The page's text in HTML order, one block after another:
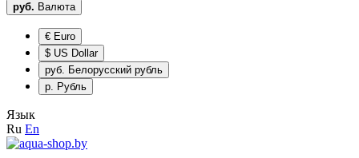
руб. Валюта
€ Euro
$ US Dollar
руб. Белорусский рубль
р. Рубль
Язык
Ru En